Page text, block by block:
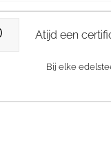
Atijd een
Bij elke